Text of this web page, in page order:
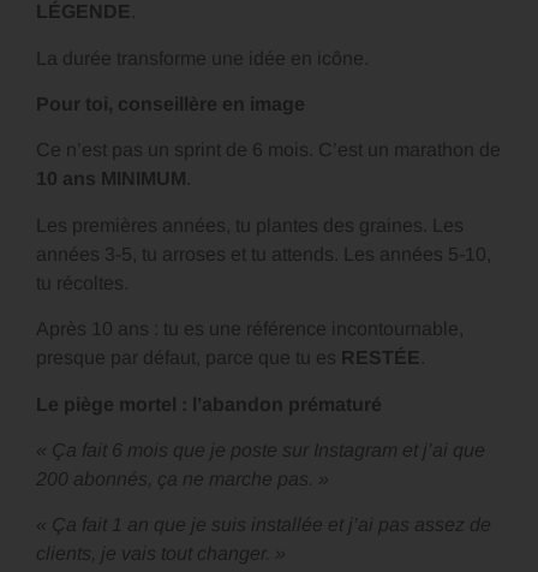
LÉGENDE
La durée transforme une idée en icône.
Pour toi, conseillère en image
Ce n’est pas un sprint de 6 mois. C’est un marathon de
10 ans MINIMUM
Les premières années, tu plantes des graines. Les
années 3-5, tu arroses et tu attends. Les années 5-10,
tu récoltes.
Après 10 ans : tu es une référence incontournable,
presque par défaut, parce que tu es RESTÉE
Le piège mortel : l’abandon prématuré
« Ça fait 6 mois que je poste sur Instagram et j’ai que
200 abonnés, ça ne marche pas. »
« Ça fait 1 an que je suis installée et j’ai pas assez de
clients, je vais tout changer. »